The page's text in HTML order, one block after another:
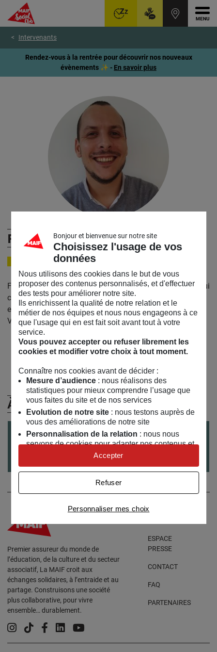
contenu
page
Intervenants
Rendez-vous à la rentrée pour découvrir nos nouveaux
évènements ✨ - En savoir plus
Frédéric Lecompte
CO-FONDATEUR STUDIO BACKLIGHT
Frédéric Lecompte est co-fondateur du studio Backlight, qui
conçoit et développe depuis 2008 des contenus innovants
et digitaux, en animation, Réalité Augmentée et Réalité
Virtuelle.
Retrouvez Frédéric Lecompte sur :
Email
À (Re)Découvrir
Comment les images augmentées profitent-elles à
le 16/02/2017
CONFÉRENCE
Premier assureur du monde de
l’éducation, de la culture et du secteur
associatif, La MAIF croit aux
échanges solidaires, à l’entraide et au
partage. Construisons une société
plus collaborative, pour vivre
ensemble… durablement.
ESPACE
PRESSE
CONTACT
FAQ
PARTENAIRES
Instagram
TiktokFacebook
LinkedinYouTube
Bonjour et bienvenue sur notre site
Choisissez l'usage de vos
données
Nous utilisons des cookies dans le but de vous
proposer des contenus personnalisés, et d'effectuer
des tests pour améliorer notre site.
Ils enrichissent la qualité de notre relation et le
métier de nos équipes et nous nous engageons à ce
que l'usage qui en est fait soit avant tout à votre
service.
Vous pouvez accepter ou refuser librement les
cookies et modifier votre choix à tout moment.
Connaître nos cookies avant de décider :
Mesure d’audience: nous réalisons des
statistiques pour mieux comprendre l’usage que
vous faites du site et de nos services
Evolution de notre site: nous testons auprès de
vous des améliorations de notre site
Personnalisation de la relation : nous nous
servons de cookies pour adapter nos contenus et
personnaliser nos offres
Univers publicitaire: nous utilisons avec nos
publicités personnalisées
Personnaliser mes choix
Refuser
Accepter